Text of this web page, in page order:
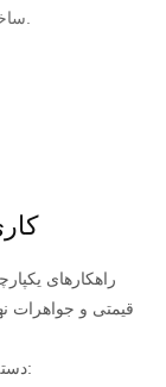
قیمتی و جواهرات
دسته بندی محصولات اصلی ما شامل موارد زیر است: